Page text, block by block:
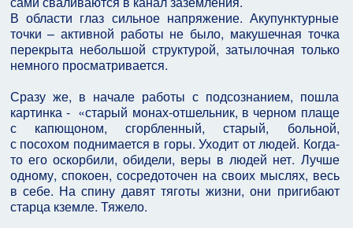
В области глаз сильное напряжение. Акупунктурные
точки – активной работы не было, макушечная точка
перекрыта небольшой структурой, затылочная только
немного просматривается.
Сразу же, в начале работы с подсознанием, пошла
картинка - «старый монах-отшельник, в черном плаще
с капющоном, сгорбленный, старый, больной,
с посохом поднимается в горы. Уходит от людей. Когда-
то его оскорбили, обидели, веры в людей нет. Лучше
одному, спокоен, сосредоточен на своих мыслях, весь
в себе. На спину давят тяготы жизни, они пригибают
старца кземле. Тяжело.